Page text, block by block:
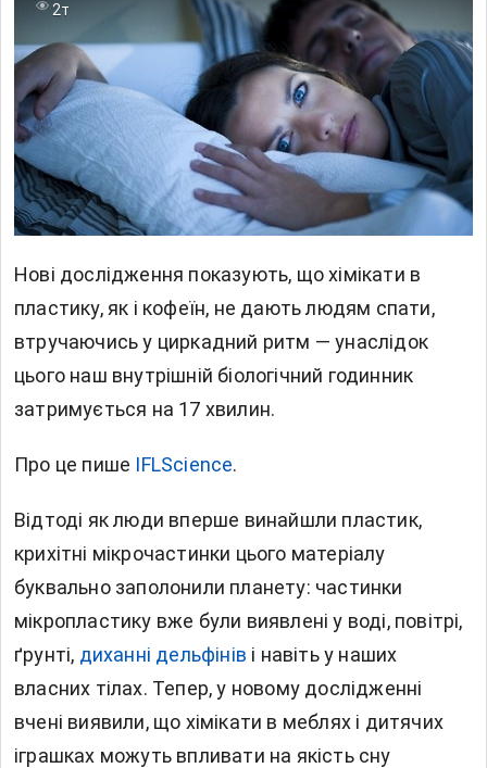
2т
Нові дослідження показують, що хімікати в
пластику, як і кофеїн, не дають людям спати,
втручаючись у циркадний ритм — унаслідок
цього наш внутрішній біологічний годинник
затримується на 17 хвилин.
Про це пише IFLScience.
Відтоді як люди вперше винайшли пластик,
крихітні мікрочастинки цього матеріалу
буквально заполонили планету: частинки
мікропластику вже були виявлені у воді, повітрі,
ґрунті, диханні дельфінів і навіть у наших
власних тілах. Тепер, у новому дослідженні
вчені виявили, що хімікати в меблях і дитячих
іграшках можуть впливати на якість сну